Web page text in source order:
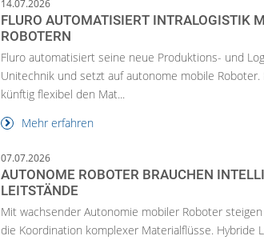
14.07.2026
FLURO AUTOMATISIERT INTRALOGISTIK
ROBOTERN
Fluro automatisiert seine neue Produktions- und
Unitechnik und setzt auf autonome mobile Roboter.
künftig flexibel den Mat...
Mehr erfahren
07.07.2026
AUTONOME ROBOTER BRAUCHEN
LEITSTÄNDE
Mit wachsender Autonomie mobiler Roboter
die Koordination komplexer Materialflüsse. Hybride